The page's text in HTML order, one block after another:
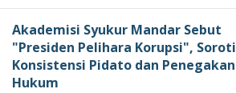
Akademisi Syukur Mandar Sebut
"Presiden Pelihara Korupsi", Soroti
Konsistensi Pidato dan Penegakan
Hukum